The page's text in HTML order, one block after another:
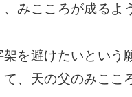
みこころが成るよ
を避けたいという
、天の父のみここ